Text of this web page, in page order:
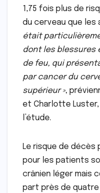
1,75 fois plus de
du cerveau que les
était
dont les blessures
de feu, qui
par cancer du
supérieur »,
et Charlotte
l’étude.
Le risque de décès
pour les patients
crânien léger mais
part près de